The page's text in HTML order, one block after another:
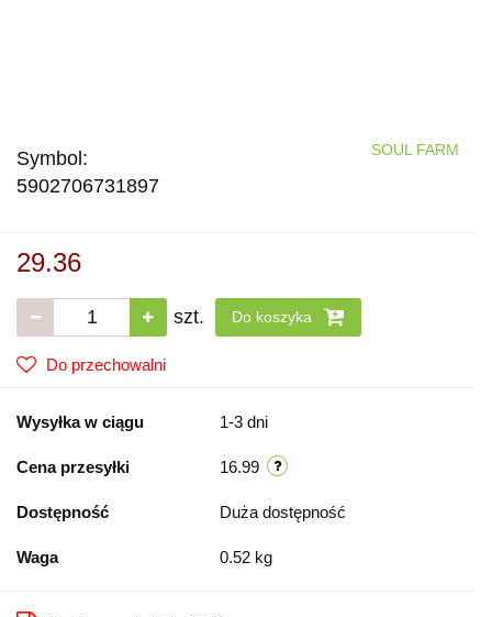
Symbol:
5902706731897
SOUL FARM
29.36
szt. Do koszyka
Do przechowalni
Wysyłka w ciągu 1-3 dni
Cena przesyłki 16.99
Dostępność Duża dostępność
Waga 0.52 kg